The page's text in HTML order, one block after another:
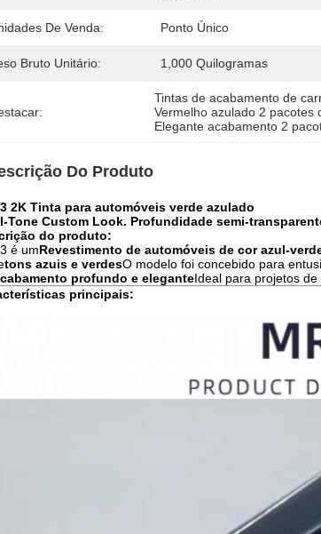
De Venda: Ponto Único
Bruto Unitário: 1,000 Quilogramas
Tintas de acabamento de
Vermelho azulado 2 pacotes
Elegante acabamento 2
Do Produto
2K Tinta para automóveis verde azulado
Tone Custom Look. Profundidade semi-
do produto:
é umRevestimento de automóveis de cor azul-
tons azuis e verdesO modelo foi concebido para
profundo e eleganteIdeal para projetos
principais: